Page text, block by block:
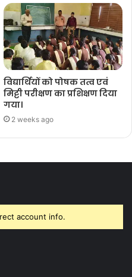
विद्यार्थियों को पोषक तत्व एवं
मिट्टी परीक्षण का प्रशिक्षण दिया
गया।
2 weeks ago
account info.